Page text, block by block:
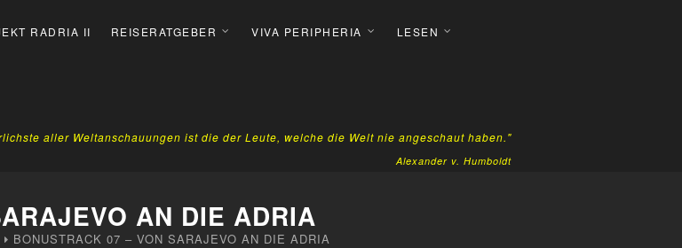
RADRIA II REISERATGEBER VIVA PERIPHERIA LESEN
aller Weltanschauungen ist die der Leute, welche die Welt nie angeschaut haben."
Alexander v. Humboldt
AN DIE ADRIA
BONUSTRACK 07 – VON SARAJEVO AN DIE ADRIA